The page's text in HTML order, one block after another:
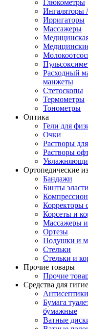
Глюкометры
Ингаляторы
Ирригаторы
Массажеры
Расходный
манжеты
Стетоскопы
Термометры
Тонометры
Оптика
Гели для
Очки
Растворы
Растворы
Ортопедические
Бандажи
Бинты
Корректоры
Корсеты и
Массажеры
Ортезы
Подушки и
Стельки
Стельки и
Прочие товары
Прочие
Средства для
Антисептики
Бумага
бумажные
Ватные